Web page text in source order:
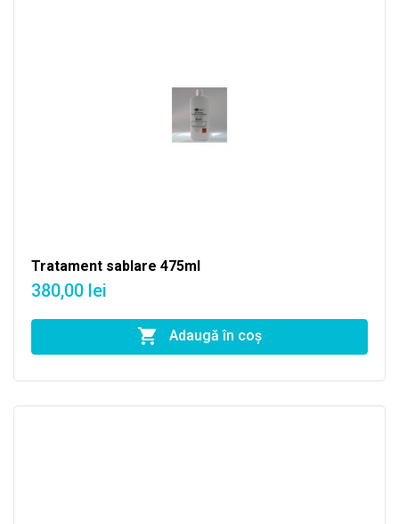
Tratament sablare 475ml
380,00 lei
Adaugă în coş